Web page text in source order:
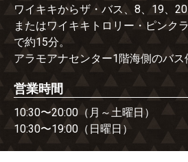
ワイキキからザ・バス、8、19、
またはワイキキトロリー・ピンク
で約15分。
アラモアナセンター1階海側のバス
営業時間
10:30〜20:00（月～土曜日）
10:30〜19:00（日曜日）